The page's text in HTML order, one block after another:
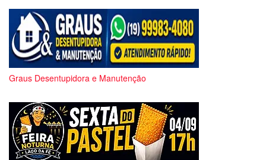
Graus Desentupidora e Manutenção